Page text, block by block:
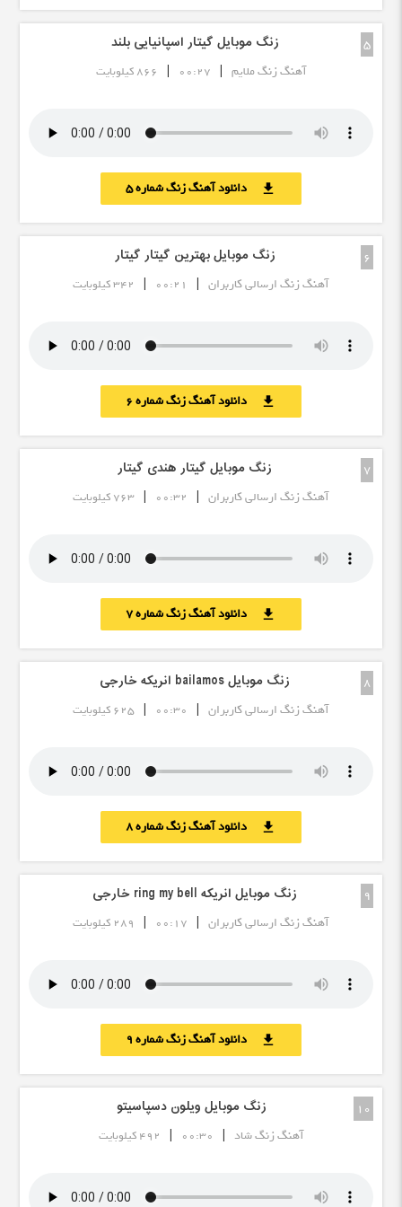
5 زنگ موبایل گیتار اسپانیایی بلند
آهنگ زنگ ملایم |
00:27
| 866 کیلوبایت
download دانلود آهنگ زنگ شماره 5
6 زنگ موبایل بهترین گیتار گیتار
آهنگ زنگ ارسالی کاربران |
00:21
| 342 کیلوبایت
download دانلود آهنگ زنگ شماره 6
7 زنگ موبایل گیتار هندی گیتار
آهنگ زنگ ارسالی کاربران |
00:32
| 763 کیلوبایت
download دانلود آهنگ زنگ شماره 7
8 زنگ موبایل bailamos انریکه خارجی
آهنگ زنگ ارسالی کاربران |
00:30
| 625 کیلوبایت
download دانلود آهنگ زنگ شماره 8
9 زنگ موبایل انریکه ring my bell خارجی
آهنگ زنگ ارسالی کاربران |
00:17
| 289 کیلوبایت
download دانلود آهنگ زنگ شماره 9
10 زنگ موبایل ویلون دسپاسیتو
آهنگ زنگ شاد |
00:30
| 492 کیلوبایت